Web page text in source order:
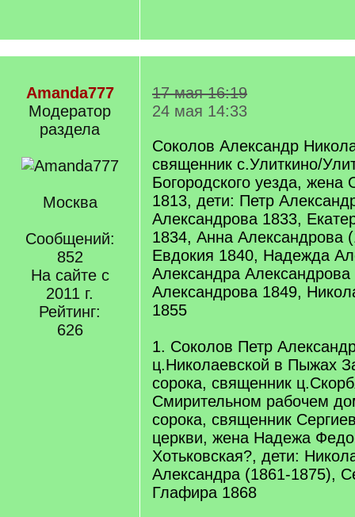
Amanda777
Модератор
раздела
Москва
Сообщений:
852
На сайте с
2011 г.
Рейтинг:
626
17 мая 16:19
24 мая 14:33
Соколов Александр
священник с.Улиткино/
Богородского уезда, жена
1813, дети: Петр
Александрова 1833,
1834, Анна Александрова
Евдокия 1840, Надежда
Александра
Александрова 1849,
1855
1. Соколов Петр
ц.Николаевской в Пыжах
сорока, священник
Смирительном рабочем
сорока, священник
церкви, жена Надежа
Хотьковская?, дети:
Александра (1861-1875),
Глафира 1868